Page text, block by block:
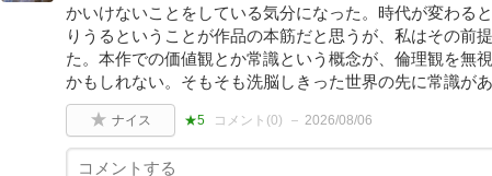
かいけないことをしている気分になった。時代が変わる
りうるということが作品の本筋だと思うが、私はその前
た。本作での価値観とか常識という概念が、倫理観を無
かもしれない。そもそも洗脳しきった世界の先に常識が
ナイス ★5 コメント(0) 2026/08/06